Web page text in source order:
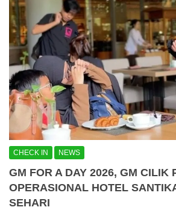
CHECK IN NEWS
GM FOR A DAY 2026, GM CILIK
OPERASIONAL HOTEL
SEHARI